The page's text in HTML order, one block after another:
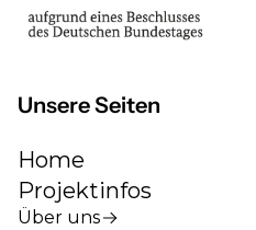
Unsere Seiten
Home
Projektinfos
Über uns